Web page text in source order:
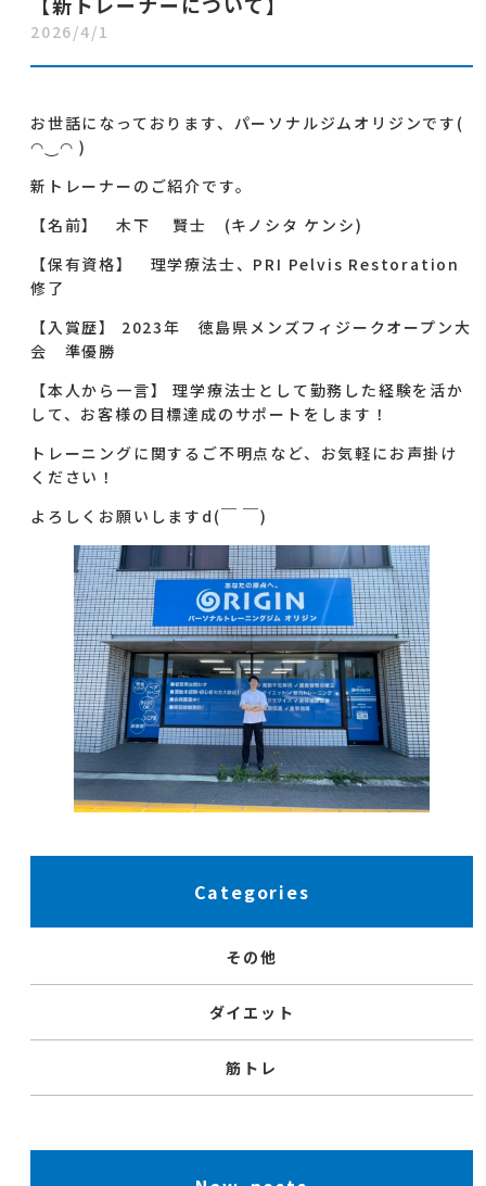
2026/4/1
お世話になっております、パーソナルジムオリジンです(
◠‿◠ )
新トレーナーのご紹介です。
【名前】 木下 賢士 (キノシタ ケンシ)
【保有資格】 理学療法士、PRI Pelvis Restoration
修了
【入賞歴】 2023年 徳島県メンズフィジークオープン大
会 準優勝
【本人から一言】 理学療法士として勤務した経験を活か
して、お客様の目標達成のサポートをします！
トレーニングに関するご不明点など、お気軽にお声掛け
ください！
よろしくお願いしますd(￣ ￣)
Categories
その他
ダイエット
筋トレ